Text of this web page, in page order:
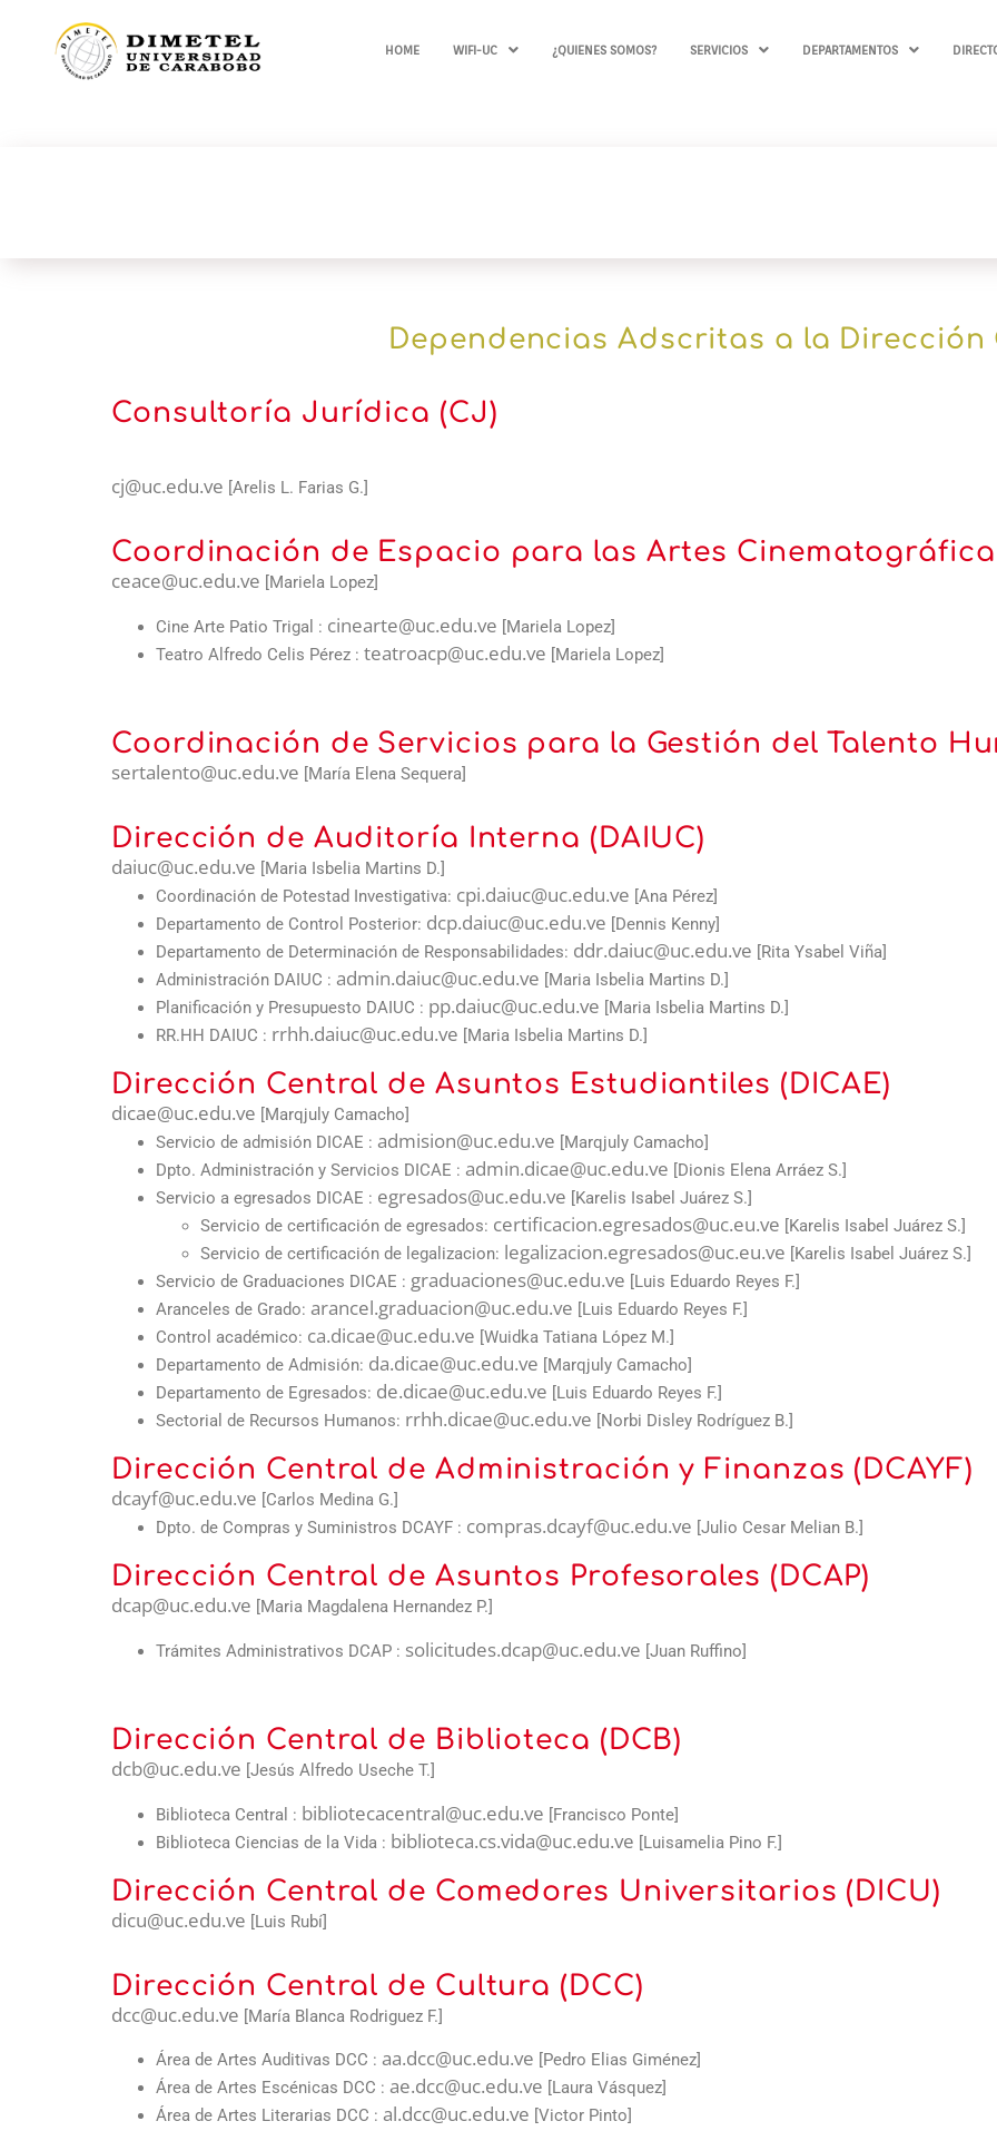
HOME WIFI-UC ¿QUIENES SOMOS? SERVICIOS DEPARTAMENTOS
Dependencias Adscritas a la Dirección
Consultoría Jurídica (CJ)
cj@uc.edu.ve [Arelis L. Farias G.]
Coordinación de Espacio para las Artes Cinematográfica
ceace@uc.edu.ve [Mariela Lopez]
Cine Arte Patio Trigal : cinearte@uc.edu.ve [Mariela Lopez]
Teatro Alfredo Celis Pérez : teatroacp@uc.edu.ve [Mariela Lopez]
Coordinación de Servicios para la Gestión del Talento
sertalento@uc.edu.ve [María Elena Sequera]
Dirección de Auditoría Interna (DAIUC)
daiuc@uc.edu.ve [Maria Isbelia Martins D.]
Coordinación de Potestad Investigativa: cpi.daiuc@uc.edu.ve [Ana Pérez]
Departamento de Control Posterior: dcp.daiuc@uc.edu.ve [Dennis Kenny]
Departamento de Determinación de Responsabilidades: ddr.daiuc@uc.edu.ve [Rita Ysabel Viña]
Administración DAIUC : admin.daiuc@uc.edu.ve [Maria Isbelia Martins D.]
Planificación y Presupuesto DAIUC : pp.daiuc@uc.edu.ve [Maria Isbelia Martins D.]
RR.HH DAIUC : rrhh.daiuc@uc.edu.ve [Maria Isbelia Martins D.]
Dirección Central de Asuntos Estudiantiles (DICAE)
dicae@uc.edu.ve [Marqjuly Camacho]
Servicio de admisión DICAE : admision@uc.edu.ve [Marqjuly Camacho]
Dpto. Administración y Servicios DICAE : admin.dicae@uc.edu.ve [Dionis Elena Arráez S.]
Servicio a egresados DICAE : egresados@uc.edu.ve [Karelis Isabel Juárez S.]
Servicio de certificación de egresados: certificacion.egresados@uc.eu.ve [Karelis Isabel Juárez S.]
Servicio de certificación de legalizacion: legalizacion.egresados@uc.eu.ve [Karelis Isabel Juárez S.]
Servicio de Graduaciones DICAE : graduaciones@uc.edu.ve [Luis Eduardo Reyes F.]
Aranceles de Grado: arancel.graduacion@uc.edu.ve [Luis Eduardo Reyes F.]
Control académico: ca.dicae@uc.edu.ve [Wuidka Tatiana López M.]
Departamento de Admisión: da.dicae@uc.edu.ve [Marqjuly Camacho]
Departamento de Egresados: de.dicae@uc.edu.ve [Luis Eduardo Reyes F.]
Sectorial de Recursos Humanos: rrhh.dicae@uc.edu.ve [Norbi Disley Rodríguez B.]
Dirección Central de Administración y Finanzas (DCAYF)
dcayf@uc.edu.ve [Carlos Medina G.]
Dpto. de Compras y Suministros DCAYF : compras.dcayf@uc.edu.ve [Julio Cesar Melian B.]
Dirección Central de Asuntos Profesorales (DCAP)
dcap@uc.edu.ve [Maria Magdalena Hernandez P.]
Trámites Administrativos DCAP : solicitudes.dcap@uc.edu.ve [Juan Ruffino]
Dirección Central de Biblioteca (DCB)
dcb@uc.edu.ve [Jesús Alfredo Useche T.]
Biblioteca Central : bibliotecacentral@uc.edu.ve [Francisco Ponte]
Biblioteca Ciencias de la Vida : biblioteca.cs.vida@uc.edu.ve [Luisamelia Pino F.]
Dirección Central de Comedores Universitarios (DICU)
dicu@uc.edu.ve [Luis Rubí]
Dirección Central de Cultura (DCC)
dcc@uc.edu.ve [María Blanca Rodriguez F.]
Área de Artes Auditivas DCC : aa.dcc@uc.edu.ve [Pedro Elias Giménez]
Área de Artes Escénicas DCC : ae.dcc@uc.edu.ve [Laura Vásquez]
Área de Artes Literarias DCC : al.dcc@uc.edu.ve [Victor Pinto]